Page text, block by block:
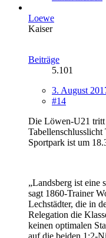
Loewe
Kaiser
Beiträge
5.101
3. August
#14
Die Löwen-U21 tritt
Sportpark ist um
„Landsberg ist eine
sagt 1860-Trainer
Lechstädter, die in
Relegation die
keinen optimalen
auf die beiden 1:2-